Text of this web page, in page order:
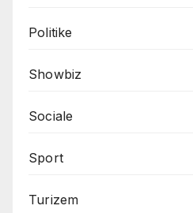
Politike
Showbiz
Sociale
Sport
Turizem